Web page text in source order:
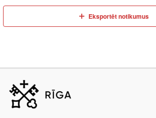
Eksportēt notikumus